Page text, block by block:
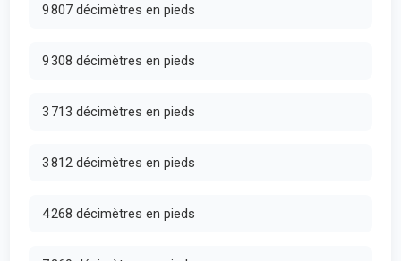
9 807 décimètres en pieds
9 308 décimètres en pieds
3 713 décimètres en pieds
3 812 décimètres en pieds
4 268 décimètres en pieds